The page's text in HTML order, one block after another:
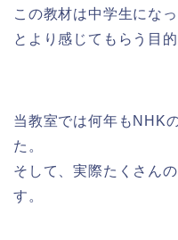
この教材は中学生にな
とより感じてもらう目
当教室では何年もNHK
た。
そして、実際たくさん
す。